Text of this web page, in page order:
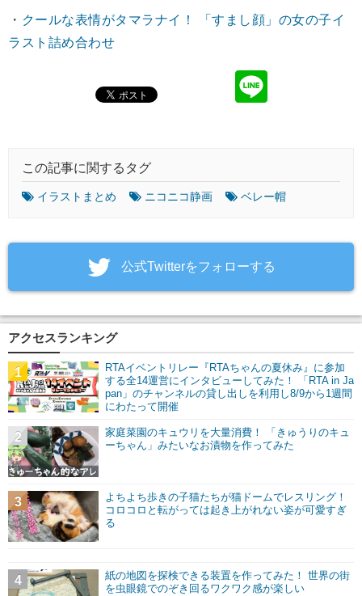
・ クールな表情がタマラナイ！ 「すまし顔」の女の子イ
ラスト詰め合わせ
この記事に関するタグ
イラストまとめ ニコニコ静画 ベレー帽
‎公式Twitterをフォローする
アクセスランキング
RTAイベントリレー『RTAちゃんの夏休み』に参加
する全14運営にインタビューしてみた！ 「RTA in Ja
pan」のチャンネルの貸し出しを利用し8/9から1週間
にわたって開催
1
家庭菜園のキュウリを大量消費！ 「きゅうりのキュ
ーちゃん」みたいなお漬物を作ってみた
2
よちよち歩きの子猫たちが猫ドームでレスリング！
コロコロと転がっては起き上がれない姿が可愛すぎ
る
3
紙の地図を探検できる装置を作ってみた！ 世界の街
を虫眼鏡でのぞき回るワクワク感が楽しい
4